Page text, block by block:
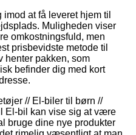
at få leveret hjem til
Muligheden viser
omkostningsfuld, men
prisbevidste metode til
henter pakken, som
befinder dig med kort
// El-biler til børn //
El-bil kan vise sig at være
bruge dine nye produkter